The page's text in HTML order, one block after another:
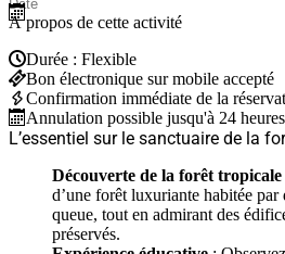
À propos de cette activité
Durée : Flexible
Bon électronique sur mobile accepté
Confirmation immédiate de la
Annulation possible jusqu'à 24
L’essentiel sur le sanctuaire de la
Découverte de la forêt tropicale
d’une forêt luxuriante habitée par
queue, tout en admirant des
préservés.